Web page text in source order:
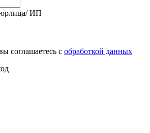
юрлица/ ИП
соглашаетесь с обработкой данных